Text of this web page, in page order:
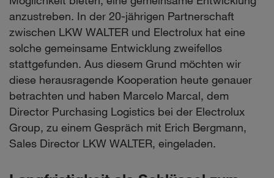
anzustreben. In der 20-jährigen Partnerschaft
zwischen LKW WALTER und Electrolux hat eine
solche gemeinsame Entwicklung zweifellos
stattgefunden. Aus diesem Grund möchten wir
diese herausragende Kooperation heute genauer
betrachten und haben Marcelo Marcal, dem
Director Purchasing Logistics bei der Electrolux
Group, zu einem Gespräch mit Erich Bergmann,
Sales Director LKW WALTER, eingeladen.